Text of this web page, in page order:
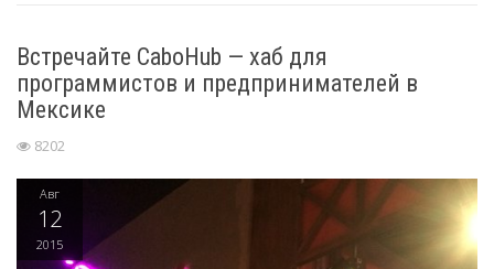
Встречайте CaboHub — хаб для
программистов и предпринимателей в
Мексике
8202
Авг
12
2015